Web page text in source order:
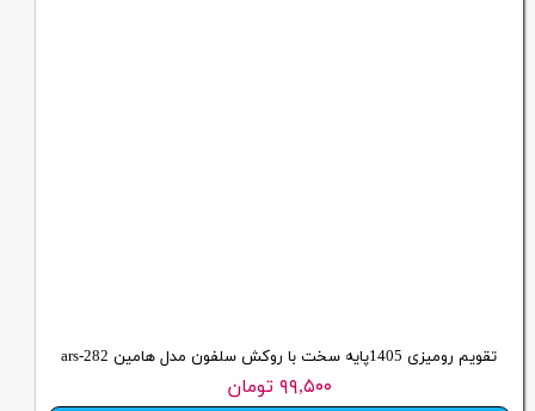
تقویم رومیزی 1405پایه سخت با روکش سلفون مدل هامین ars-282
۹۹,۵۰۰ تومان